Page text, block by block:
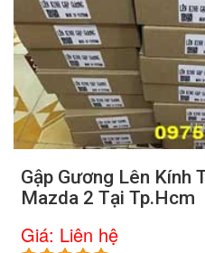
Gập Gương Lên Kính
Mazda 2 Tại Tp.Hcm
Giá: Liên hệ